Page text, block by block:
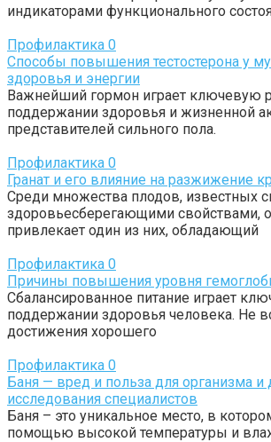
индикаторами функционального
Профилактика 0
Способы повышения тестостерона у
здоровья и энергии
Важнейший гормон играет ключевую
поддержании здоровья и жизненной
представителей сильного пола.
Профилактика 0
Гранат и его влияние на разжижение
Среди множества плодов, известных
здоровьесберегающими свойствами,
привлекает один из них, обладающий
Профилактика 0
Причины повышения уровня
Сбалансированное питание играет
поддержании здоровья человека. Не
достижения хорошего
Профилактика 0
Баня — вред и польза для организма
исследования специалистов
Баня – это уникальное место, в
помощью высокой температуры и